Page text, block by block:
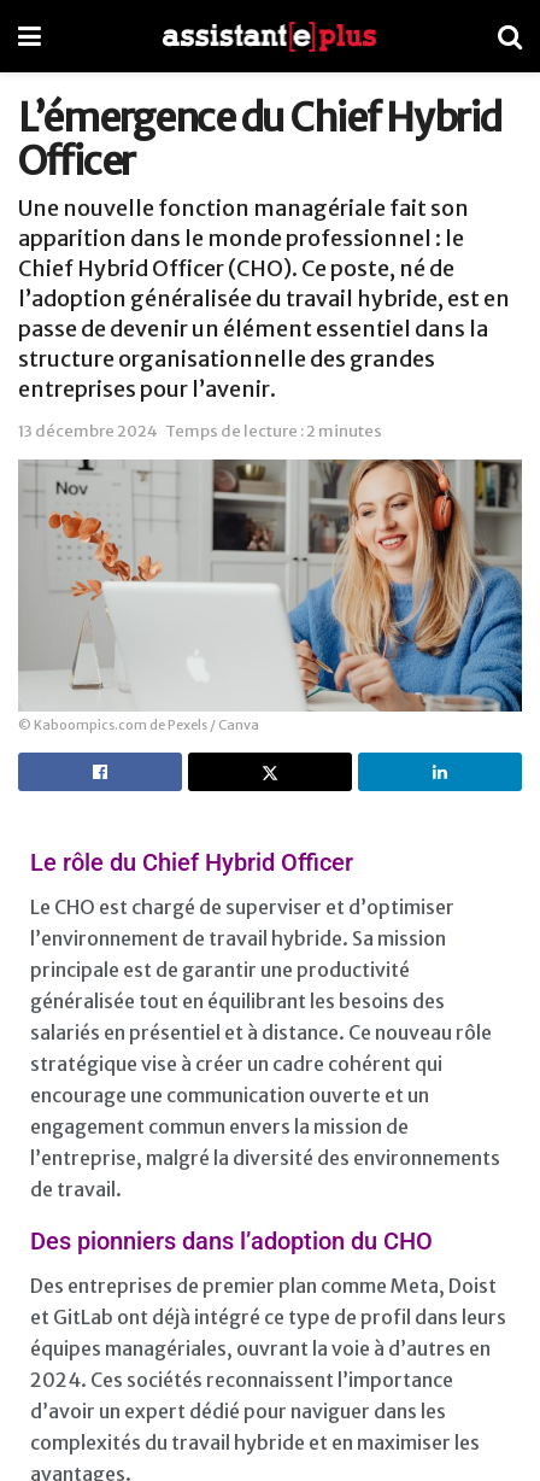
L’émergence du Chief Hybrid
Officer
Une nouvelle fonction managériale fait son
apparition dans le monde professionnel : le
Chief Hybrid Officer (CHO). Ce poste, né de
l’adoption généralisée du travail hybride, est en
passe de devenir un élément essentiel dans la
structure organisationnelle des grandes
entreprises pour l’avenir.
13 décembre 2024 Temps de lecture : 2 minutes
© Kaboompics.com de Pexels / Canva
Le rôle du Chief Hybrid Officer
Le CHO est chargé de superviser et d’optimiser
l’environnement de travail hybride. Sa mission
principale est de garantir une productivité
généralisée tout en équilibrant les besoins des
salariés en présentiel et à distance. Ce nouveau rôle
stratégique vise à créer un cadre cohérent qui
encourage une communication ouverte et un
engagement commun envers la mission de
l’entreprise, malgré la diversité des environnements
de travail.
Des pionniers dans l’adoption du CHO
Des entreprises de premier plan comme Meta, Doist
et GitLab ont déjà intégré ce type de profil dans leurs
équipes managériales, ouvrant la voie à d’autres en
2024. Ces sociétés reconnaissent l’importance
d’avoir un expert dédié pour naviguer dans les
complexités du travail hybride et en maximiser les
avantages.